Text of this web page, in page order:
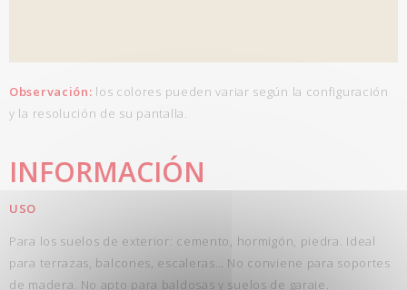
Observación: los colores pueden variar según la configuración
y la resolución de su pantalla.
INFORMACIÓN
USO
Para los suelos de exterior: cemento, hormigón, piedra. Ideal
para terrazas, balcones, escaleras… No conviene para soportes
de madera. No apto para baldosas y suelos de garaje.